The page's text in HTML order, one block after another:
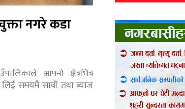
नगरे कडा
आफ्नो क्षेत्रभित्र
समयमै सावाँ तथा ब्याज